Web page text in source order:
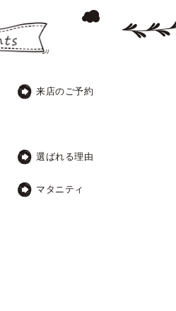
来店のご予約
選ばれる理由
マタニティ